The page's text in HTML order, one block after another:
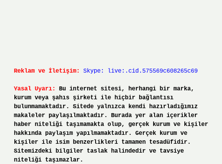
Reklam ve İletişim: Skype: live:.cid.575569c608265c69
Yasal Uyarı:
Bu internet sitesi, herhangi bir marka,
kurum veya şahıs şirketi ile hiçbir bağlantısı
bulunmamaktadır. Sitede yalnızca kendi hazırladığımız
makaleler paylaşılmaktadır. Burada yer alan içerikler
haber niteliği taşımamakta olup, gerçek kurum ve kişiler
hakkında paylaşım yapılmamaktadır. Gerçek kurum ve
kişiler ile isim benzerlikleri tamamen tesadüfidir.
Sitemizdeki bilgiler taslak halindedir ve tavsiye
niteliği taşımazlar.